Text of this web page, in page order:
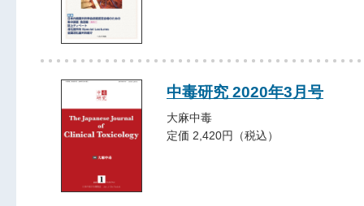
中毒研究 2020年3月号
大麻中毒
定価 2,420円（税込）